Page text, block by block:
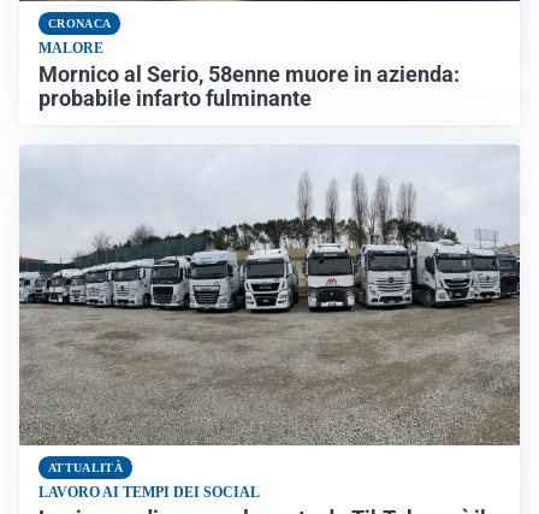
CRONACA
MALORE
Mornico al Serio, 58enne muore in azienda:
probabile infarto fulminante
ATTUALITÀ
LAVORO AI TEMPI DEI SOCIAL